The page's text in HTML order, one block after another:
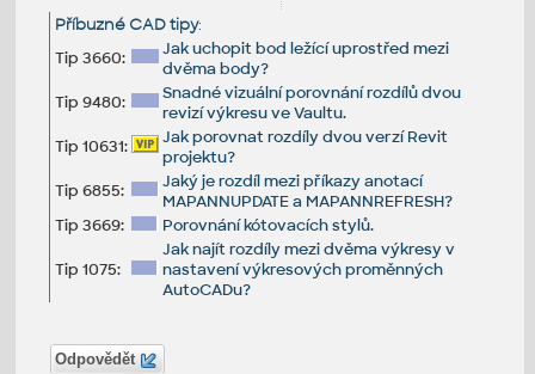
Příbuzné CAD tipy:
Tip 3660:
Jak uchopit bod ležící uprostřed mezi
dvěma body?
Tip 9480:
Snadné vizuální porovnání rozdílů dvou
revizí výkresu ve Vaultu.
Tip 10631:
Jak porovnat rozdíly dvou verzí Revit
projektu?
Tip 6855:
Jaký je rozdíl mezi příkazy anotací
MAPANNUPDATE a MAPANNREFRESH?
Tip 3669:
Porovnání kótovacích stylů.
Tip 1075:
Jak najít rozdíly mezi dvěma výkresy v
nastavení výkresových proměnných
AutoCADu?
Odpovědět